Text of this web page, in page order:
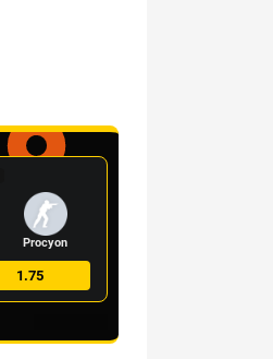
Procyon
1.75